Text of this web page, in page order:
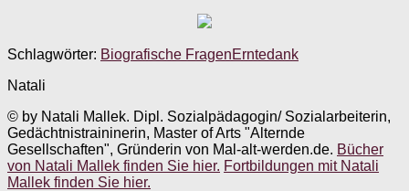
Schlagwörter: Biografische FragenErntedank
Natali
© by Natali Mallek. Dipl. Sozialpädagogin/ Sozialarbeiterin,
Gedächtnistraininerin, Master of Arts "Alternde
Gesellschaften", Gründerin von Mal-alt-werden.de. Bücher
von Natali Mallek finden Sie hier. Fortbildungen mit Natali
Mallek finden Sie hier.